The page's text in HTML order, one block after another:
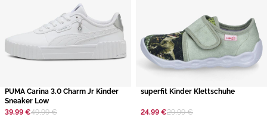
PUMA Carina 3.0 Charm Jr Kinder
Sneaker Low
39,99 €49,99 €
superfit Kinder Klettschuhe
24,99 €29,99 €